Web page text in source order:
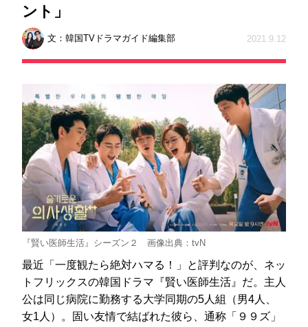
ント」
文： 韓国TVドラマガイド編集部 2021.9.12
『賢い医師生活』シーズン２ 画像出典：tvN
最近「一度観たら絶対ハマる！」と評判なのが、ネッ
トフリックスの韓国ドラマ『賢い医師生活』だ。主人
公は同じ病院に勤務する大学同期の5人組（男4人、
女1人）。固い友情で結ばれた彼ら、通称「９９ズ」